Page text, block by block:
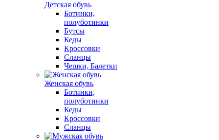
Детская обувь
Ботинки,
полуботинки
Бутсы
Кеды
Кроссовки
Сланцы
Чешки, Балетки
Женская обувь
Ботинки,
полуботинки
Кеды
Кроссовки
Сланцы